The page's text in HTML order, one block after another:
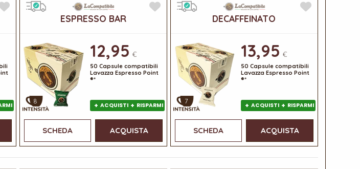
ESPRESSO BAR
8
12,95 €
50 Capsule compatibili
Lavazza Espresso Point
®*
+ ACQUISTI + RISPARMI
SCHEDA ACQUISTA
DECAFFEINATO
7
13,95 €
50 Capsule compatibili
Lavazza Espresso Point
®*
+ ACQUISTI + RISPARMI
SCHEDA ACQUISTA